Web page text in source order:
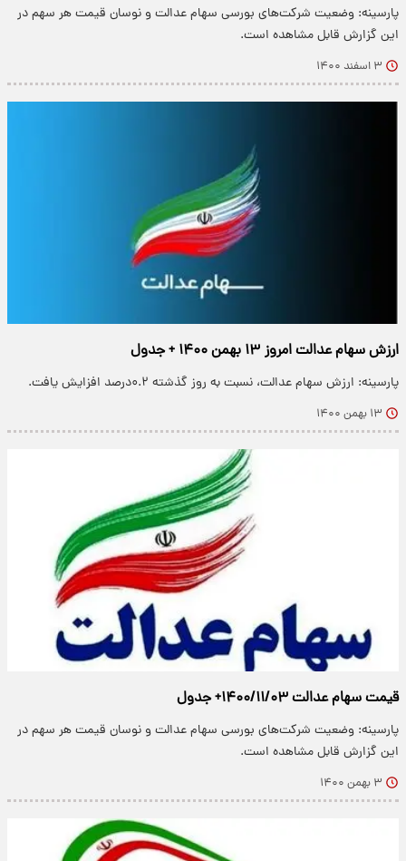
پارسینه: وضعیت شرکت‌های بورسی سهام عدالت و نوسان قیمت هر سهم در
این گزارش قابل مشاهده است.
۳ اسفند ۱۴۰۰
ارزش سهام عدالت امروز ۱۳ بهمن ۱۴۰۰ + جدول
پارسینه: ارزش سهام عدالت، نسبت به روز گذشته ۰.۲درصد افزایش یافت.
۱۳ بهمن ۱۴۰۰
قیمت سهام عدالت ۱۴۰۰/۱۱/۰۳+ جدول
پارسینه: وضعیت شرکت‌های بورسی سهام عدالت و نوسان قیمت هر سهم در
این گزارش قابل مشاهده است.
۳ بهمن ۱۴۰۰